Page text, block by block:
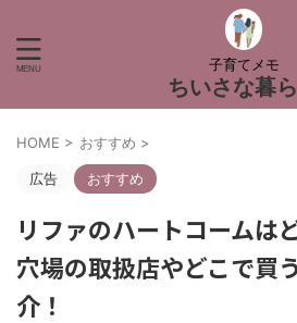
子育てメモ
ちいさな暮
HOME > おすすめ >
広告 おすすめ
リファのハートコームは
穴場の取扱店やどこで買
介！